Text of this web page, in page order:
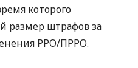
которого
размер штрафов за
РРО/ПРРО.